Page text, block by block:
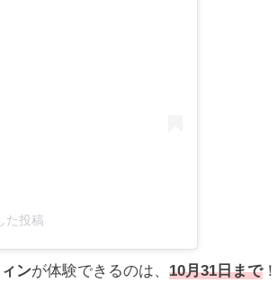
た投稿
ンが体験できるのは、 10月31日まで！